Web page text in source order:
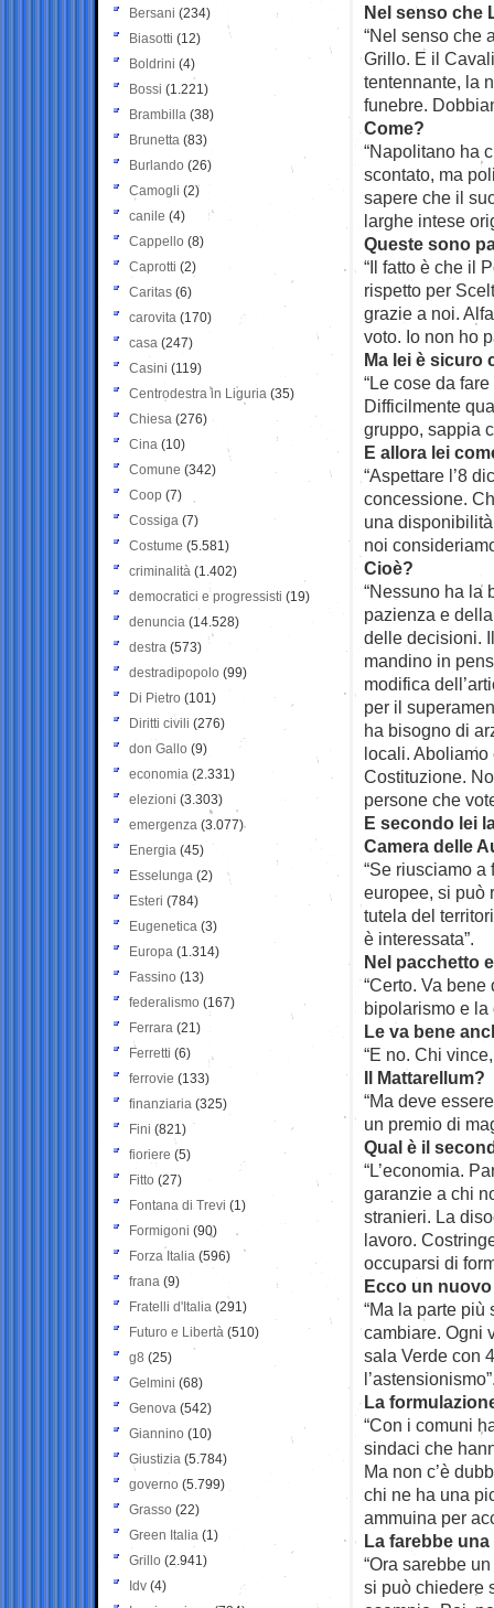
Nel senso che
“Nel senso che
Grillo. E il
tentennante, la
funebre.
Come?
“Napolitano ha
scontato, ma
sapere che il
larghe intese
Queste sono
“Il fatto è che il
rispetto per
grazie a noi.
voto. Io non ho
Ma lei è sicuro
“Le cose da
Difficilmente
gruppo, sappia
E allora lei
“Aspettare l’8
concessione.
una
noi
Cioè?
“Nessuno ha la
pazienza e
delle decisioni.
mandino in
modifica
per il
ha bisogno di
locali.
Costituzione.
persone che
E secondo lei
Camera delle
“Se riusciamo
europee, si può
tutela del
è interessata”.
Nel pacchetto
“Certo. Va
bipolarismo e la
Le va bene
“E no. Chi
Il Mattarellum?
“Ma deve
un premio di
Qual è il
“L’economia.
garanzie a chi
stranieri. La
lavoro.
occuparsi di
Ecco un
“Ma la parte
cambiare. Ogni
sala Verde con
La
“Con i comuni
sindaci che
Ma non c’è
chi ne ha una
ammuina per
La farebbe
“Ora sarebbe
si può chiedere
Bersani (234)
Biasotti (12)
Boldrini (4)
Bossi (1.221)
Brambilla (38)
Brunetta (83)
Burlando (26)
Camogli (2)
canile (4)
Cappello (8)
Caprotti (2)
Caritas (6)
carovita (170)
casa (247)
Casini (119)
Centrodestra in Liguria (35)
Chiesa (276)
Cina (10)
Comune (342)
Coop (7)
Cossiga (7)
Costume (5.581)
criminalità (1.402)
democratici e progressisti (19)
denuncia (14.528)
destra (573)
destradipopolo (99)
Di Pietro (101)
Diritti civili (276)
don Gallo (9)
economia (2.331)
elezioni (3.303)
emergenza (3.077)
Energia (45)
Esselunga (2)
Esteri (784)
Eugenetica (3)
Europa (1.314)
Fassino (13)
federalismo (167)
Ferrara (21)
Ferretti (6)
ferrovie (133)
finanziaria (325)
Fini (821)
fioriere (5)
Fitto (27)
Fontana di Trevi (1)
Formigoni (90)
Forza Italia (596)
frana (9)
Fratelli d'Italia (291)
Futuro e Libertà (510)
g8 (25)
Gelmini (68)
Genova (542)
Giannino (10)
Giustizia (5.784)
governo (5.799)
Grasso (22)
Green Italia (1)
Grillo (2.941)
Idv (4)